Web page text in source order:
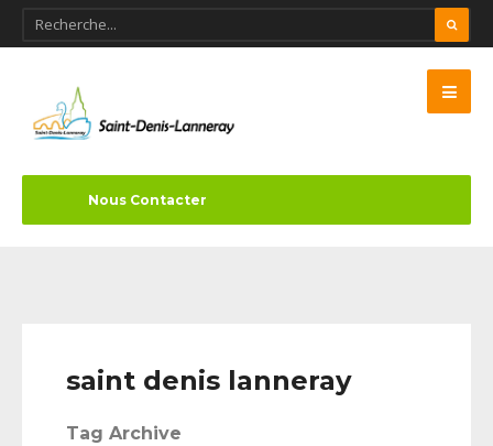
Nous Contacter
saint denis lanneray
Tag Archive